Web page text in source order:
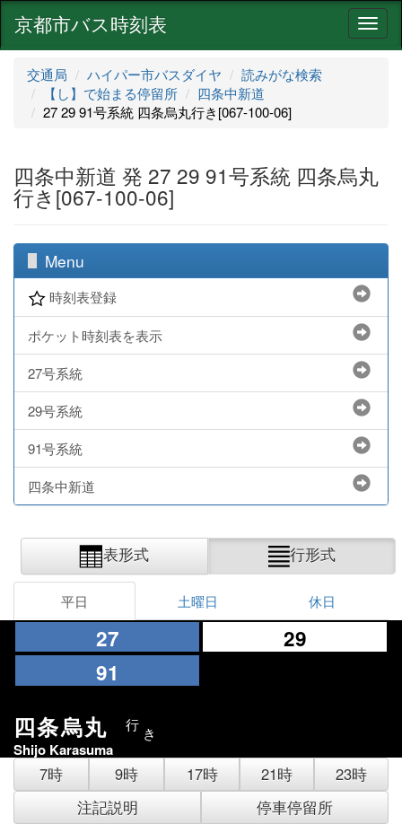
ナ
ビ
京都市バス時刻表
交通局 ハイパー市バスダイヤ
読みがな検索
【し】で始まる停留所
四条中新道
27 29 91号系統 四条烏丸行き[067-100-06]
四条中新道 発 27 29 91号系統 四条烏丸
行き[067-100-06]
Menu
時刻表登録
ポケット時刻表を表示
27号系統
29号系統
91号系統
四条中新道
表形式 行形式
平日 土曜日 休日
27
29
91
四条烏丸 行 き
Shijo Karasuma
7時 9時 17時 21時
23時
注記説明
停車停留所